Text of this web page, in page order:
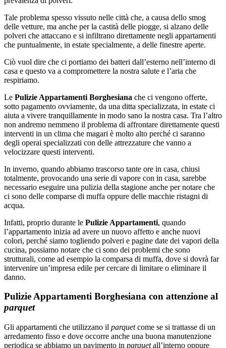
Tale problema spesso vissuto nelle città che, a causa dello smog
delle vetture, ma anche per la castità delle piogge, si alzano delle
polveri che attaccano e si infiltrano direttamente negli appartamenti
che puntualmente, in estate specialmente, a delle finestre aperte.
Ciò vuol dire che ci portiamo dei batteri dall’esterno nell’interno di
casa e questo va a compromettere la nostra salute e l’aria che
respiriamo.
Le Pulizie Appartamenti Borghesiana che ci vengono offerte,
sotto pagamento ovviamente, da una ditta specializzata, in estate ci
aiuta a vivere tranquillamente in modo sano la nostra casa. Tra l’altro
non andremo nemmeno il problema di affrontare direttamente questi
interventi in un clima che magari è molto alto perché ci saranno
degli operai specializzati con delle attrezzature che vanno a
velocizzare questi interventi.
In inverno, quando abbiamo trascorso tante ore in casa, chiusi
totalmente, provocando una serie di vapore con in casa, sarebbe
necessario eseguire una pulizia della stagione anche per notare che
ci sono delle comparse di muffa oppure delle macchie ristagni di
acqua.
Infatti, proprio durante le Pulizie Appartamenti, quando
l’appartamento inizia ad avere un nuovo affetto e anche nuovi
colori, perché siamo togliendo polveri e pagine date dei vapori della
cucina, possiamo notare che ci sono dei problemi che sono
strutturali, come ad esempio la comparsa di muffa, dove si dovrà far
intervenire un’impresa edile per cercare di limitare o eliminare il
danno.
Pulizie Appartamenti Borghesiana con attenzione al
parquet
Gli appartamenti che utilizzano il parquetcome se si trattasse di un
arredamento fisso e dove occorre anche una buona manutenzione
periodica se abbiamo un pavimento in parquetall’interno oppure